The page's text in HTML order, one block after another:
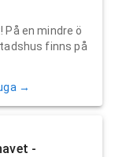
en mindre ö
finns på
→
-